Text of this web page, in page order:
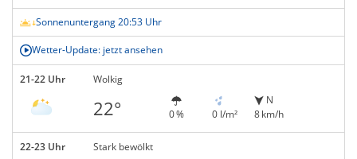
Sonnenuntergang 20:53 Uhr
Wetter-Update: jetzt ansehen
21-22 Uhr Wolkig
22° 0 % 0 l/m²
N
8 km/h
22-23 Uhr Stark bewölkt